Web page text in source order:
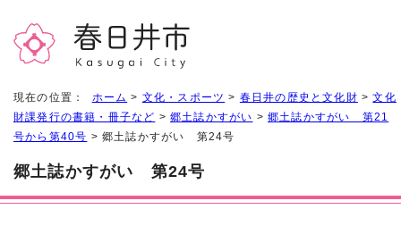
現在の位置： ホーム > 文化・スポーツ > 春日井の歴史と文化財 >文化
財課発行の書籍・冊子など >郷土誌かすがい >郷土誌かすがい 第21
号から第40号 > 郷土誌かすがい 第24号
郷土誌かすがい 第24号